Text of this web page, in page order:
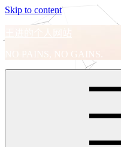
Skip to content
王进的个人网站
NO PAINS, NO GAINS.